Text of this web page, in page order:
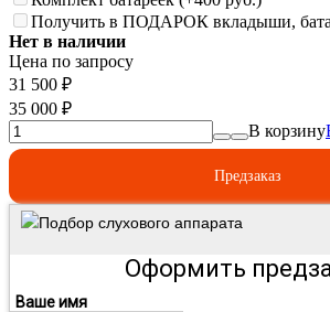
Получить в ПОДАРОК вкладыши,
Нет в наличии
Цена по запросу
31 500 ₽
35 000 ₽
В корзину
Предзаказ
Подбор слухового аппарата
Оформить
Ваше имя